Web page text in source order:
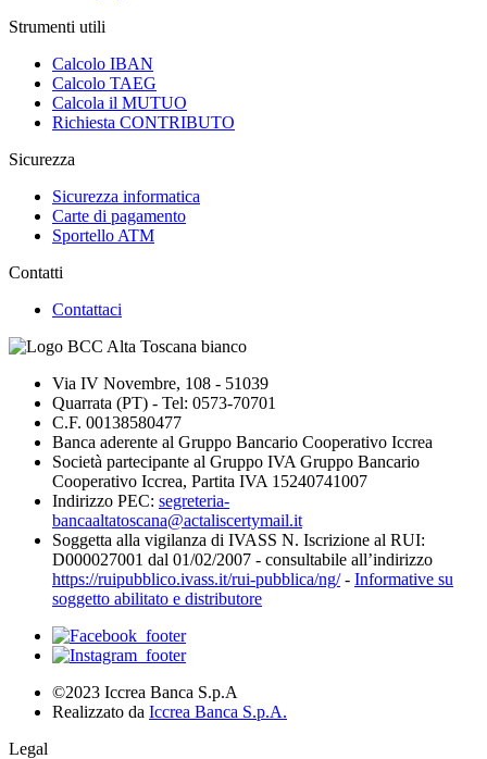
Strumenti utili
Calcolo IBAN
Calcolo TAEG
Calcola il MUTUO
Richiesta CONTRIBUTO
Sicurezza
Sicurezza informatica
Carte di pagamento
Sportello ATM
Contatti
Contattaci
Via IV Novembre, 108 - 51039
Quarrata (PT) - Tel: 0573-70701
C.F. 00138580477
Banca aderente al Gruppo Bancario Cooperativo Iccrea
Società partecipante al Gruppo IVA Gruppo Bancario
Cooperativo Iccrea, Partita IVA 15240741007
Indirizzo PEC: segreteria-
bancaaltatoscana@actaliscertymail.it
Soggetta alla vigilanza di IVASS N. Iscrizione al RUI:
D000027001 dal 01/02/2007 - consultabile all’indirizzo
https://ruipubblico.ivass.it/rui-pubblica/ng/- Informative su
soggetto abilitato e distributore
©2023 Iccrea Banca S.p.A
Realizzato da Iccrea Banca S.p.A.
Legal